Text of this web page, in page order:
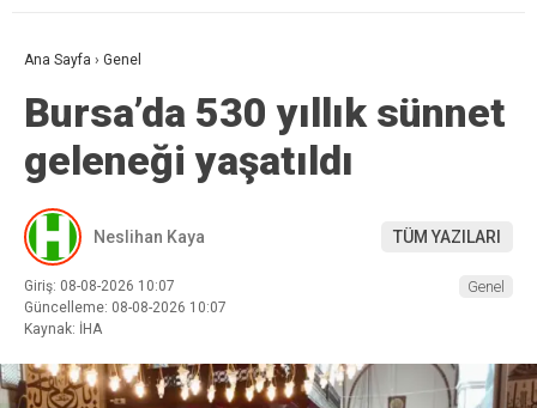
Ana Sayfa › Genel
Bursa’da 530 yıllık sünnet
geleneği yaşatıldı
Neslihan Kaya TÜM YAZILARI
Giriş: 08-08-2026 10:07
Güncelleme: 08-08-2026 10:07
Kaynak: İHA
Genel